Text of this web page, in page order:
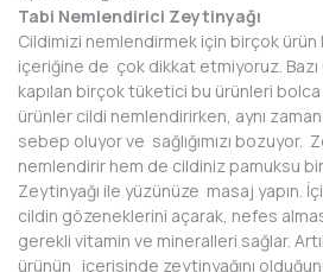
Tabi Nemlendirici Zeytinyağı
Cildimizi nemlendirmek için birçok ürün
içeriğine de çok dikkat etmiyoruz.
kapılan birçok tüketici bu ürünleri bolca
ürünler cildi nemlendirirken, aynı
sebep oluyor ve sağlığımızı bozuyor.
nemlendirir hem de cildiniz pamuksu bir
Zeytinyağı ile yüzünüze masaj yapın.
cildin gözeneklerini açarak, nefes
gerekli vitamin ve mineralleri sağlar.
ürünün içerisinde zeytinyağını